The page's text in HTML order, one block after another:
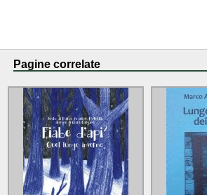
Pagine correlate